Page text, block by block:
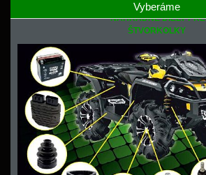
Vyberáme
NÁHRADNÉ DIELY PRE
ŠTVORKOLKY